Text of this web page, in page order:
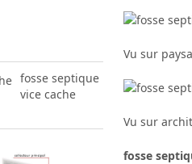
Vu sur
Vu sur
fosse
fosse septique
vice cache